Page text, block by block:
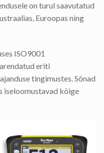
on turul saavutatud
Euroopas ning
ISO9001
eriti
tingimustes. Sõnad
iseloomustavad kõige